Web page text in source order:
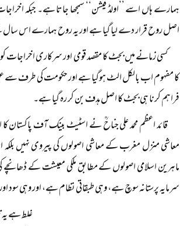
ہمارے ہاں اسے ’’اولڈ فیشن‘‘ سمجھا جاتا ہے۔ جبکہ
اصل روح قرار دے لیا گیا ہے اور یہ روح ہمارے اس سال
کسی زمانے میں بجٹ کا مقصد قومی اور سرکاری اخراجات
کا مفہوم اب بالکل الٹ ہوگیا ہے اور حکومت کی طرف سے
فراہم کرنا ہی بجٹ کا اصل ہدف بن کر رہ گیا ہے۔
قائد اعظم محمد علی جناحؒ نے اسٹیٹ بینک آف پاکستان
معاشی منزل مغرب کے معاشی اصولوں کی پیروی نہیں بلکہ
ماہرین اسلامی اصولوں کے مطابق ملکی معیشت کے
سرمایہ پرستانہ سوچ ہے، وہی طبقاتی نظام ہے، اور وہی
غلط ہے یہ